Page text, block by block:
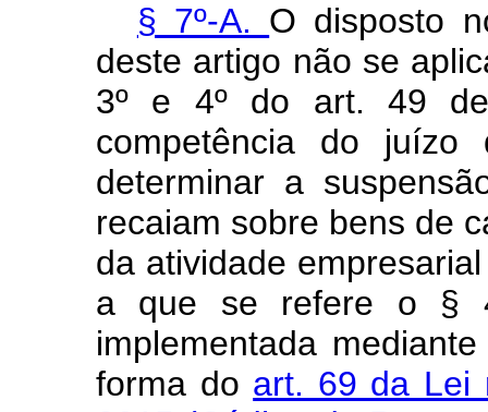
§ 7º-A. O disposto
deste artigo não se
3º e 4º do art. 49
competência do juízo
determinar a
recaiam sobre bens de
da atividade
a que se refere o §
implementada
forma do art. 69 da Lei